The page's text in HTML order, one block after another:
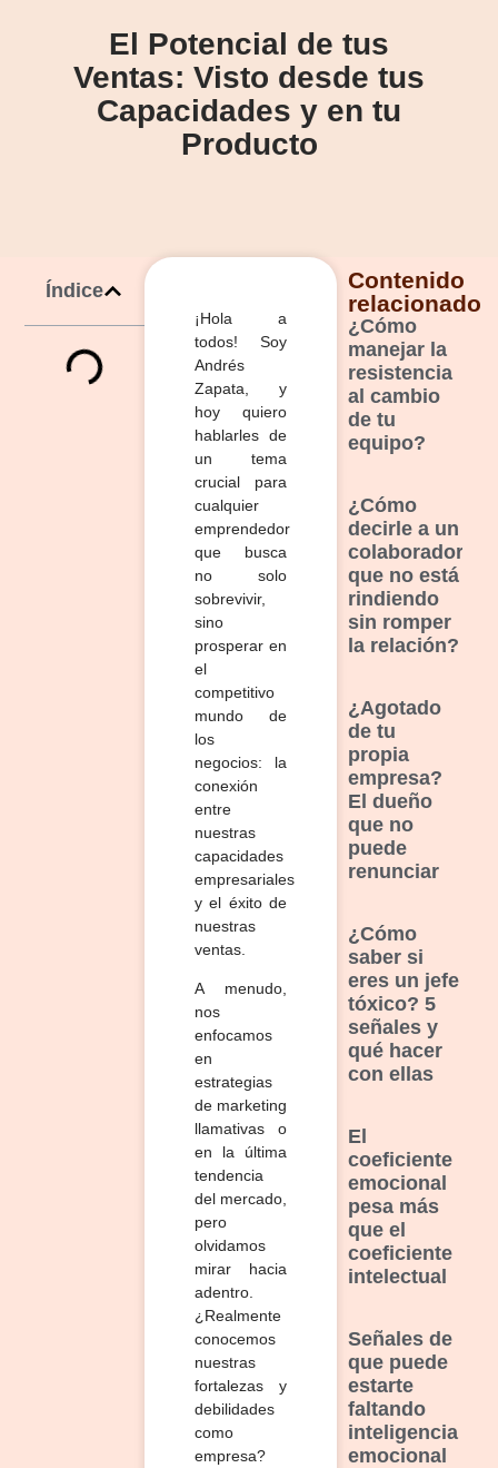
El Potencial de tus
Ventas: Visto desde tus
Capacidades y en tu
Producto
Índice
¡Hola a
todos! Soy
Andrés
Zapata, y
hoy quiero
hablarles de
un tema
crucial para
cualquier
emprendedor
que busca
no solo
sobrevivir,
sino
prosperar en
el
competitivo
mundo de
los
negocios: la
conexión
entre
nuestras
capacidades
empresariales
y el éxito de
nuestras
ventas.
A menudo,
nos
enfocamos
en
estrategias
de marketing
llamativas o
en la última
tendencia
del mercado,
pero
olvidamos
mirar hacia
adentro.
¿Realmente
conocemos
nuestras
fortalezas y
debilidades
como
empresa?
Contenido
relacionado
¿Cómo
manejar la
resistencia
al cambio
de tu
equipo?
¿Cómo
decirle a un
colaborador
que no está
rindiendo
sin romper
la relación?
¿Agotado
de tu
propia
empresa?
El dueño
que no
puede
renunciar
¿Cómo
saber si
eres un jefe
tóxico? 5
señales y
qué hacer
con ellas
El
coeficiente
emocional
pesa más
que el
coeficiente
intelectual
Señales de
que puede
estarte
faltando
inteligencia
emocional